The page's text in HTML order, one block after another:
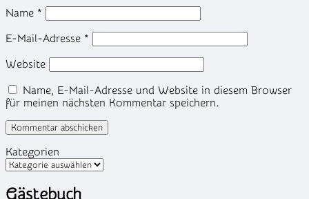
Name *
E-Mail-Adresse *
Website
Name, E-Mail-Adresse und Website in diesem Browser
für meinen nächsten Kommentar speichern.
Kategorien
Gästebuch